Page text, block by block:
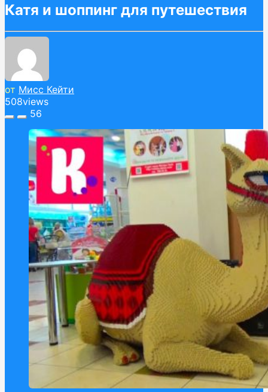
Катя и шоппинг для путешествия
от Мисс Кейти
508views
56